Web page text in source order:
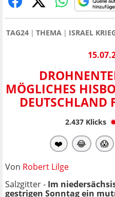
TAG24 THEMA ISRAEL
MÖGLICHES
DEUTSCHLAND
2.437Klicks
❤️ 😂 😱
Von Robert Lilge
Salzgitter - Im
gestrigen Sonntag ein